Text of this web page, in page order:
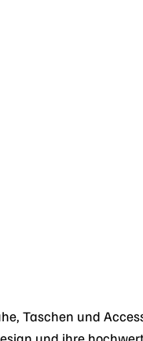
Taschen und
und ihre